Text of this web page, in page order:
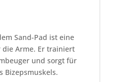
Sand-Pad ist eine
die Arme. Er trainiert
und sorgt für
Bizepsmuskels.